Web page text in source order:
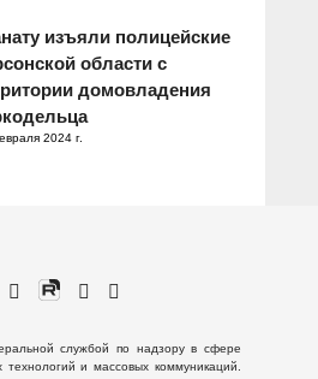
изъяли полицейские
области с
домовладения
2024 г.
службой по надзору в сфере
и массовых коммуникаций.